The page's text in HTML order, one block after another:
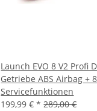
Launch EVO 8 V2 Profi
Getriebe ABS Airbag + 8
Servicefunktionen
199,99 €* 289,00 €